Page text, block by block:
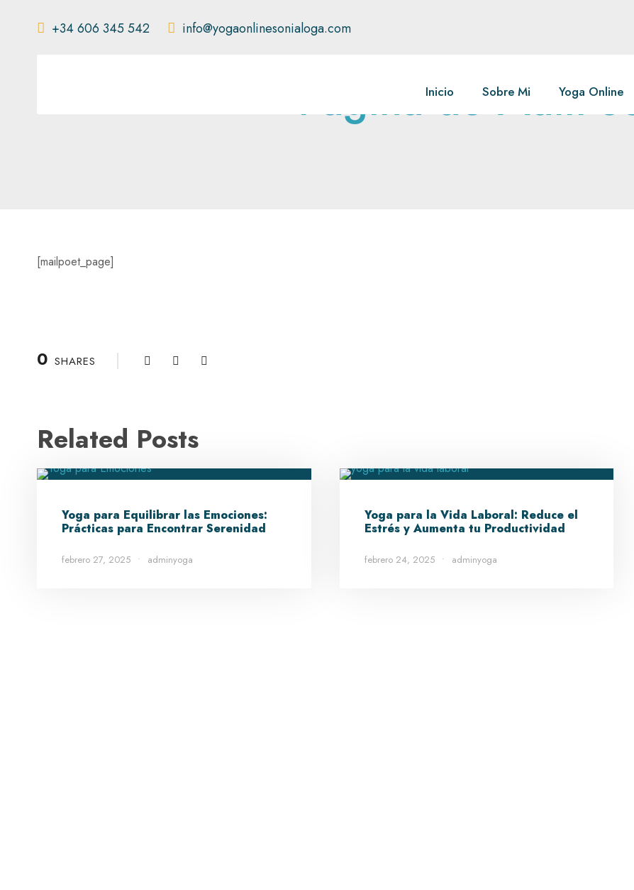
+34 606 345 542 info@yogaonlinesonialoga.com
Inicio Sobre Mi Yoga Online
Página de
[mailpoet_page]
0 SHARES
Related Posts
Yoga para Equilibrar las Emociones:
Prácticas para Encontrar Serenidad
febrero 27, 2025 • adminyoga
Yoga para la Vida Laboral: Reduce el
Estrés y Aumenta tu Productividad
febrero 24, 2025 • adminyoga